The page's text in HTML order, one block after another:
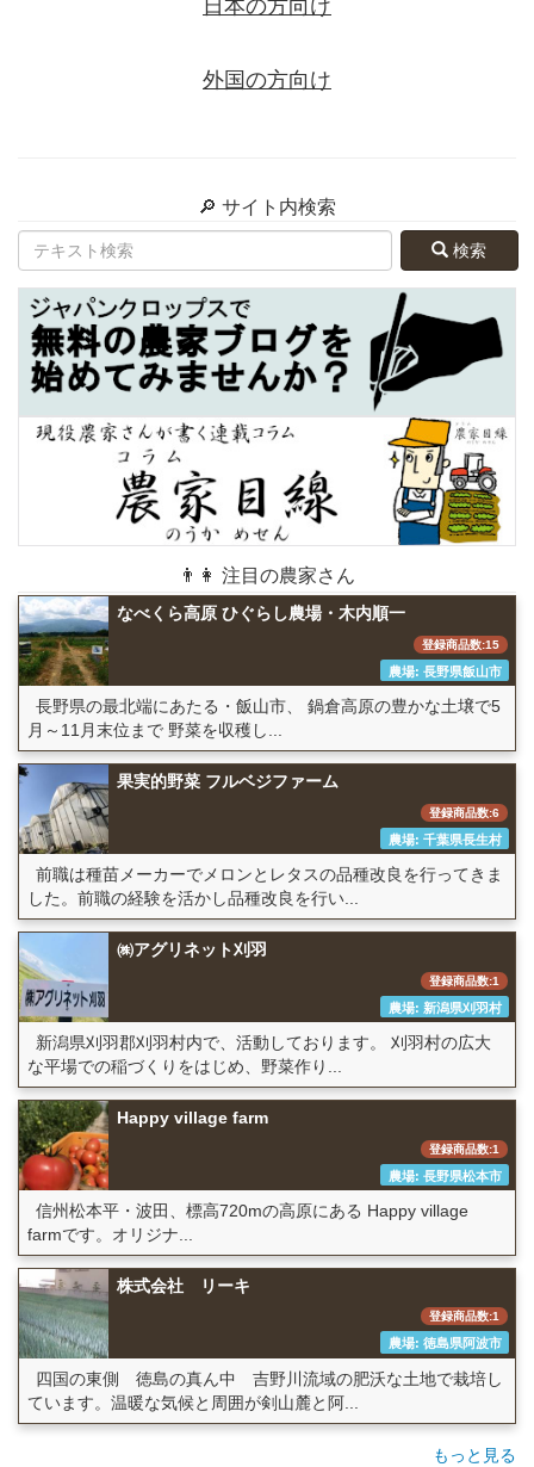
日本の方向け
外国の方向け
🔎 サイト内検索
検索
👨👩 注目の農家さん
なべくら高原 ひぐらし農場・木内順一
登録商品数:15
農場: 長野県飯山市
長野県の最北端にあたる・飯山市、 鍋倉高原の豊かな土壌で5
月～11月末位まで 野菜を収穫し...
果実的野菜 フルベジファーム
登録商品数:6
農場: 千葉県長生村
前職は種苗メーカーでメロンとレタスの品種改良を行ってきま
した。前職の経験を活かし品種改良を行い...
㈱アグリネット刈羽
登録商品数:1
農場: 新潟県刈羽村
新潟県刈羽郡刈羽村内で、活動しております。 刈羽村の広大
な平場での稲づくりをはじめ、野菜作り...
Happy village farm
登録商品数:1
農場: 長野県松本市
信州松本平・波田、標高720mの高原にある Happy village
farmです。オリジナ...
株式会社 リーキ
登録商品数:1
農場: 徳島県阿波市
四国の東側 徳島の真ん中 吉野川流域の肥沃な土地で栽培し
ています。温暖な気候と周囲が剣山麓と阿...
もっと見る